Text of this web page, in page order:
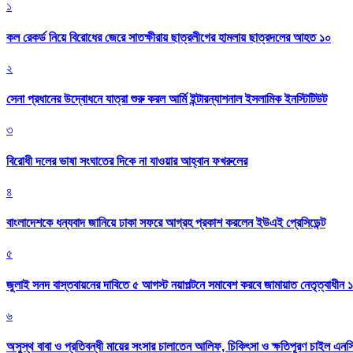
১
কল রেকর্ড নিয়ে বিরোধের জেরে সাতক্ষীরায় ছাত্রলীগের হামলায় ছাত্রদলের আহত ১০
২
সেনা প্রধানের উদ্বোধনে যাত্রা শুরু করল আর্মি ইন্টারন্যাশনাল ইসলামিক ইনস্টিটিউট
৩
বিরোধী দলের ভাষা সংঘাতের দিকে না যাওয়ার আহ্বান ফখরুলের
৪
বাংলাদেশকে ধন্যবাদ জানিয়ে ঢাকা সফরে আগ্রহ প্রকাশ করলেন ইউএই প্রেসিডেন্ট
৫
জুলাই সনদ বাস্তবায়নের দাবিতে ৫ আগস্ট নয়াপল্টনে সমাবেশ করবে জামায়াত নেতৃত্বাধীন
৬
অসুস্থ বাবা ও প্রতিবন্ধী মায়ের সংসার চালাতেন আলিফ, চিকিৎসা ও ক্ষতিপূরণ চাইল